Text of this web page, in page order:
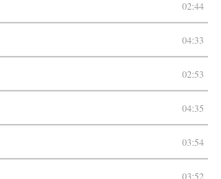
02:44
04:33
02:53
04:35
03:54
03:52